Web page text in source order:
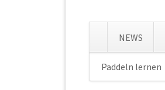
NEWS
Paddeln lernen